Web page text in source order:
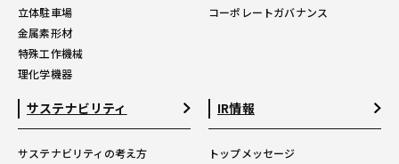
立体駐車場
金属素形材
特殊工作機械
理化学機器
コーポレートガバナンス
サステナビリティ
サステナビリティの考え方
IR情報
トップメッセージ